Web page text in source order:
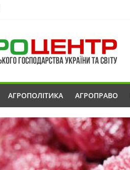
АГРОПОЛІТИКА АГРОПРАВО